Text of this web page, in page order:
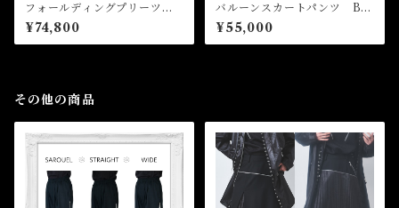
フォールディングプリーツパ
ンツスカート Folding Pleat
s Pants Skirt
¥74,800
バルーンスカートパンツ Ball
oon Skirt Pants
¥55,000
その他の商品